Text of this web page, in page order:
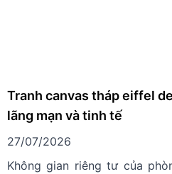
Tranh canvas tháp eiffel
lãng mạn và tinh tế
27/07/2026
Không gian riêng tư của